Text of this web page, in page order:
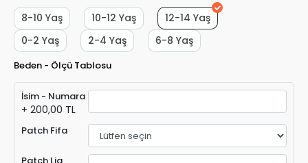
12-14 Yaş
10-12 Yaş
8-10 Yaş
6-8 Yaş
2-4 Yaş
0-2 Yaş
Beden - Ölçü Tablosu
İsim - Numara
+ 200,00 TL
Patch Fifa
Patch Lig